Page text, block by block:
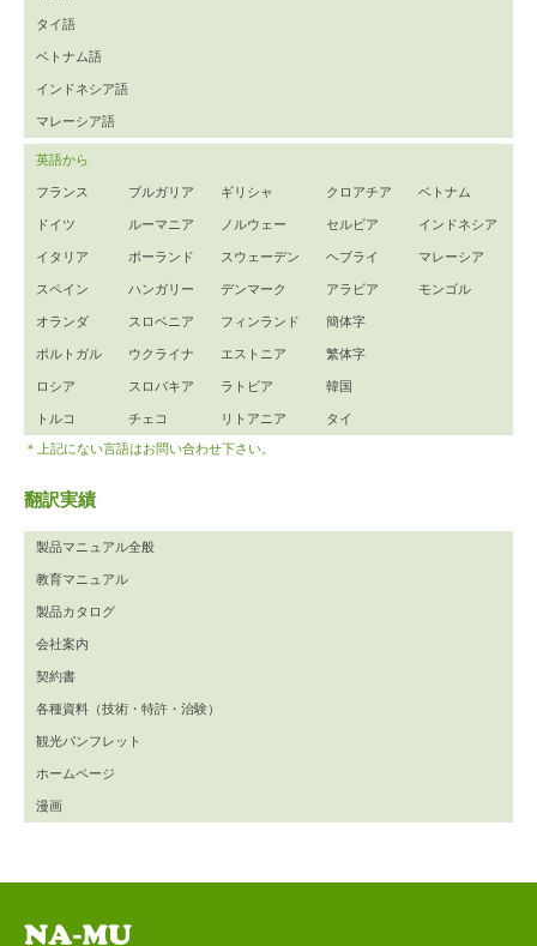
タイ語
ベトナム語
インドネシア語
マレーシア語
英語から
フランス ブルガリア ギリシャ クロアチア ベトナム
ドイツ ルーマニア ノルウェー セルビア インドネシア
イタリア ポーランド スウェーデン ヘブライ マレーシア
スペイン ハンガリー デンマーク アラビア モンゴル
オランダ スロベニア フィンランド 簡体字
ポルトガル ウクライナ エストニア 繁体字
ロシア スロバキア ラトビア 韓国
トルコ チェコ リトアニア タイ
＊上記にない言語はお問い合わせ下さい。
翻訳実績
製品マニュアル全般
教育マニュアル
製品カタログ
会社案内
契約書
各種資料（技術・特許・治験）
観光パンフレット
ホームページ
漫画